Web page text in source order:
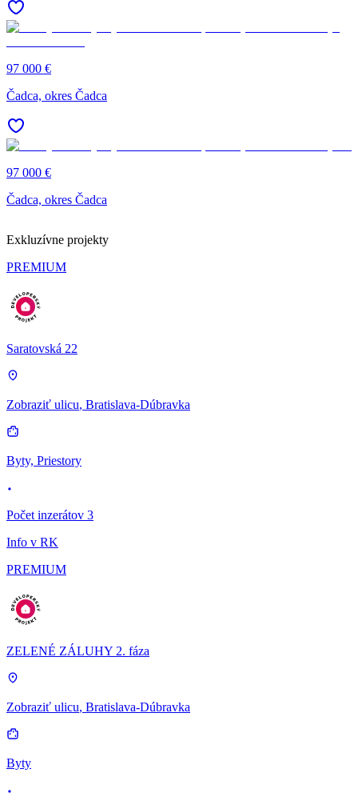
97 000 €
Čadca, okres Čadca
97 000 €
Čadca, okres Čadca
Exkluzívne projekty
PREMIUM
Saratovská 22
Zobraziť ulicu, Bratislava-Dúbravka
Byty, Priestory
Počet inzerátov 3
Info v RK
PREMIUM
ZELENÉ ZÁLUHY 2. fáza
Zobraziť ulicu, Bratislava-Dúbravka
Byty